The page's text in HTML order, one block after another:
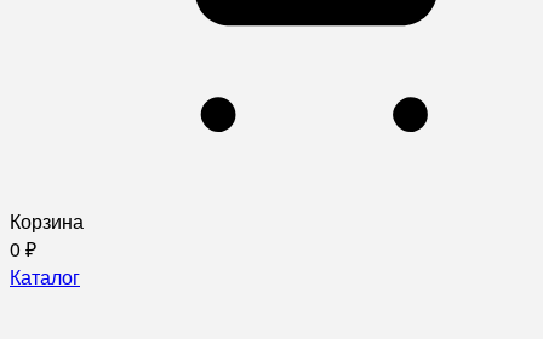
Корзина
0 ₽
Каталог